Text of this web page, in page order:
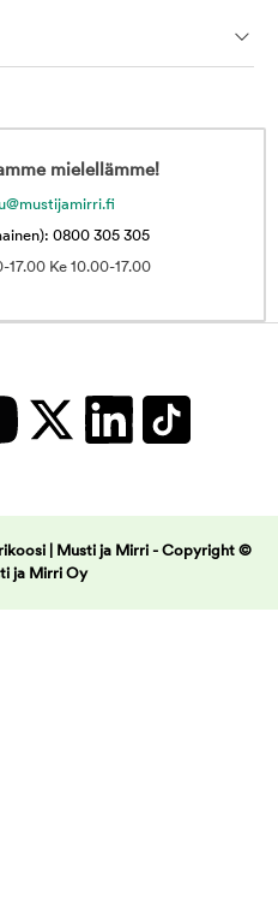
mielellämme!
0800 305 305
17.00 Ke 10.00-17.00
| Musti ja Mirri - Copyright ©
ja Mirri Oy